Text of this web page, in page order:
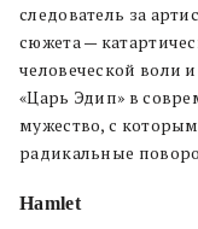
следователь за
сюжета —
человеческой воли
«Царь Эдип» в
мужество, с
радикальные
Hamlet